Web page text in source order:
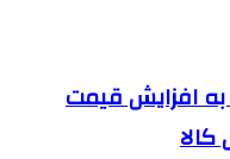
به افزایش قیمت